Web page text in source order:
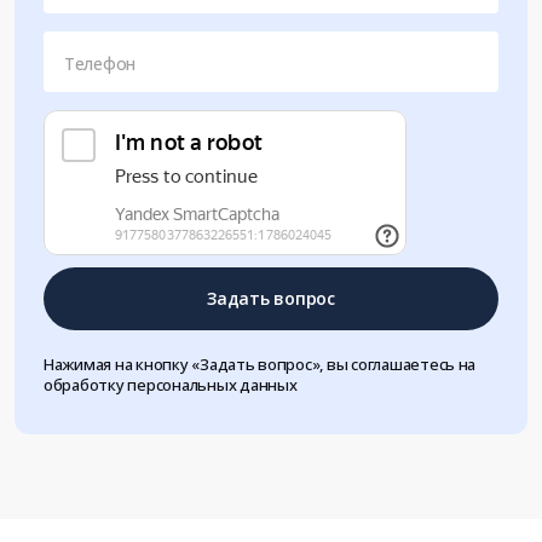
Телефон
Задать вопрос
Нажимая на кнопку «Задать вопрос», вы соглашаетесь на
обработку персональных данных